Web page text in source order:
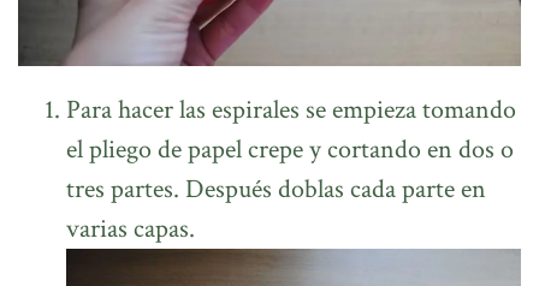
Para hacer las espirales se empieza tomando
el pliego de papel crepe y cortando en dos o
tres partes. Después doblas cada parte en
varias capas.